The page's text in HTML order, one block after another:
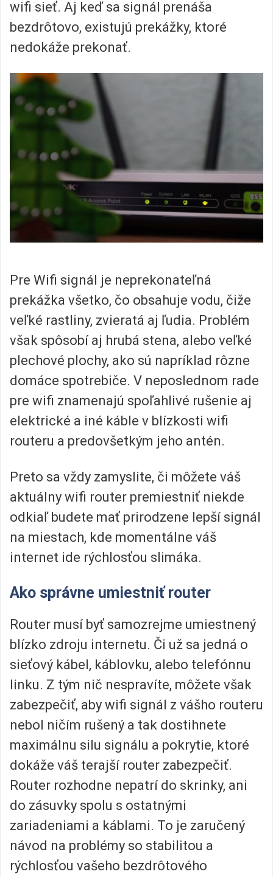
wifi sieť. Aj keď sa signál prenáša
bezdrôtovo, existujú prekážky, ktoré
nedokáže prekonať.
Pre Wifi signál je neprekonateľná
prekážka všetko, čo obsahuje vodu, čiže
veľké rastliny, zvieratá aj ľudia. Problém
však spôsobí aj hrubá stena, alebo veľké
plechové plochy, ako sú napríklad rôzne
domáce spotrebiče. V neposlednom rade
pre wifi znamenajú spoľahlivé rušenie aj
elektrické a iné káble v blízkosti wifi
routeru a predovšetkým jeho antén.
Preto sa vždy zamyslite, či môžete váš
aktuálny wifi router premiestniť niekde
odkiaľ budete mať prirodzene lepší signál
na miestach, kde momentálne váš
internet ide rýchlosťou slimáka.
Ako správne umiestniť router
Router musí byť samozrejme umiestnený
blízko zdroju internetu. Či už sa jedná o
sieťový kábel, káblovku, alebo telefónnu
linku. Z tým nič nespravíte, môžete však
zabezpečiť, aby wifi signál z vášho routeru
nebol ničím rušený a tak dostihnete
maximálnu silu signálu a pokrytie, ktoré
dokáže váš terajší router zabezpečiť.
Router rozhodne nepatrí do skrinky, ani
do zásuvky spolu s ostatnými
zariadeniami a káblami. To je zaručený
návod na problémy so stabilitou a
rýchlosťou vašeho bezdrôtového